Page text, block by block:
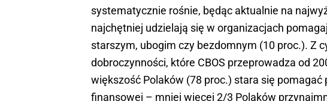
systematycznie rośnie, będąc aktualnie na
najchętniej udzielają się w organizacjach
starszym, ubogim czy bezdomnym (10 proc.). Z
dobroczynności, które CBOS przeprowadza od
większość Polaków (78 proc.) stara się
finansowej – mniej więcej 2/3 Polaków